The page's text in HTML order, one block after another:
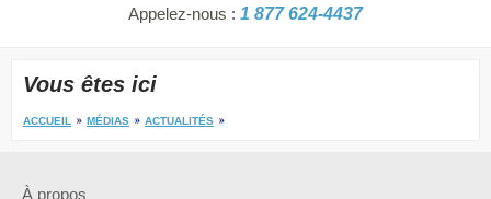
Appelez-nous : 1 877 624-4437
Vous êtes ici
ACCUEIL MÉDIAS ACTUALITÉS
À propos